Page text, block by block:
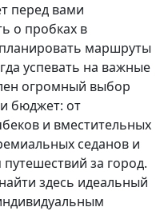
перед вами
о пробках в
маршруты
успевать на важные
огромный выбор
бюджет: от
и вместительных
седанов и
за город.
здесь идеальный